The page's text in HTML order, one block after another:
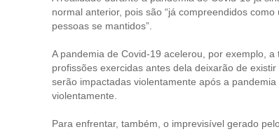
normal anterior, pois são “já compreendidos
pessoas se mantidos”.
A pandemia de Covid-19 acelerou, por exemplo,
profissões exercidas antes dela deixarão de
serão impactadas violentamente após a
violentamente.
Para enfrentar, também, o imprevisível gerado